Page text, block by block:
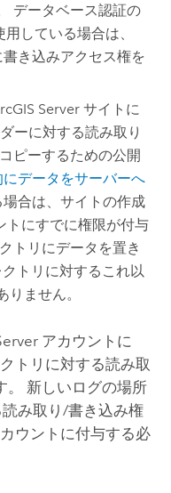
データベース認証の
している場合は、
き込みアクセス権を
Server サイトに
ーに対する読み取り
ピーするための公開
データをサーバーへ
場合は、サイトの作成
トにすでに権限が付与
トリにデータを置き
トリに対するこれ以
りません。
アカウントに
トリに対する読み取
。 新しいログの場所
み取り/書き込み権
ウントに付与する必